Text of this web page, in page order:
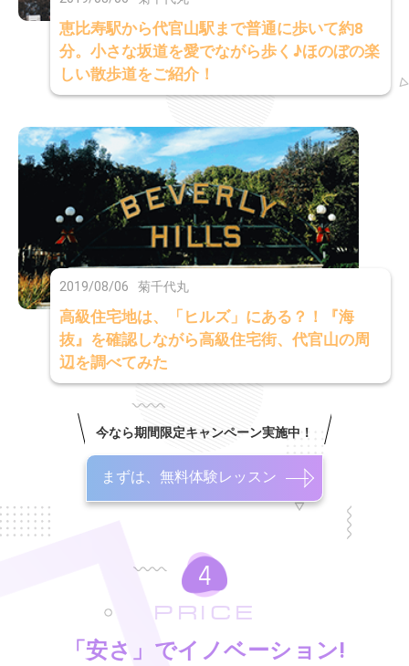
恵比寿駅から代官山駅まで普通に歩いて約8
分。小さな坂道を愛でながら歩く♪ほのぼの楽
しい散歩道をご紹介！
2019/08/06 菊千代丸
高級住宅地は、「ヒルズ」にある？！『海
抜』を確認しながら高級住宅街、代官山の周
辺を調べてみた
今なら期間限定キャンペーン実施中！
まずは、無料体験レッスン
PRICE
「安さ」でイノベーション!